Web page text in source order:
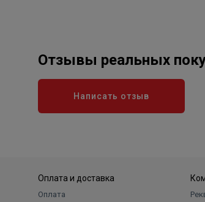
Отзывы реальных
Написать отзыв
Оплата и доставка
Оплата